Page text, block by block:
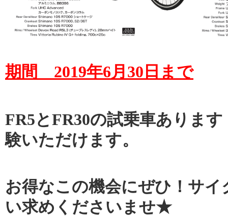
期間 2019年6月30日まで
FR5とFR30の試乗車ありま
験いただけます。
お得なこの機会にぜひ！サ
い求めくださいませ★